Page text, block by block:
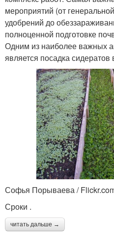
мероприятий (от
удобрений до
полноценной подготовке
Одним из наиболее важных
является посадка
Софья Порываева /
Сроки .
читать дальше →